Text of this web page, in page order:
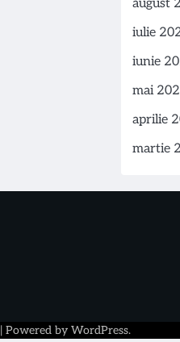
august
iulie
iunie
mai
aprilie
martie
| Powered by WordPress.